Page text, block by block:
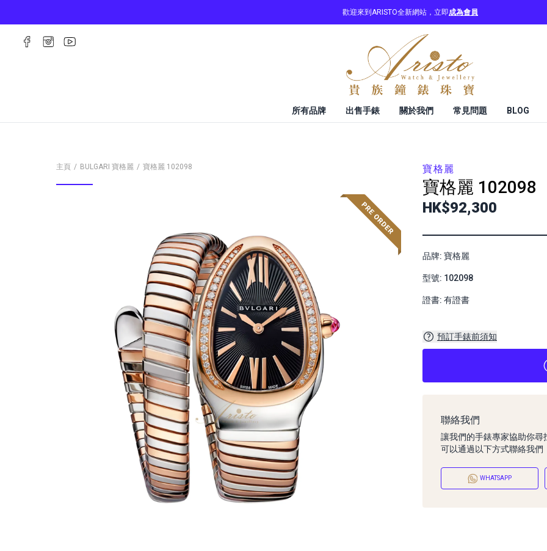
歡迎來到ARISTO全新網站，立即成為會員
所有品牌 出售手錶 關於我們 常見問題 BLOG
主頁 BULGARI 寶格麗 寶格麗 102098 寶格麗
寶格麗 102098
HK$92,300
品牌: 寶格麗
型號: 102098
證書: 有證書
預訂手錶前須知
聯絡我們
讓我們的手錶專家協助你尋
可以通過以下方式聯絡我們
WHATSAPP